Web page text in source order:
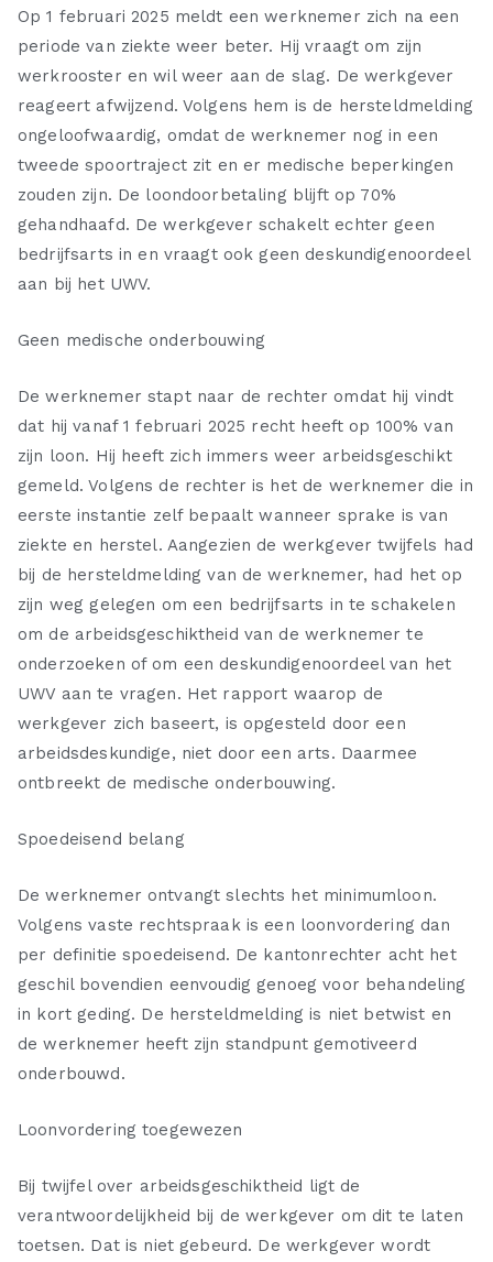
Op 1 februari 2025 meldt een werknemer zich na een
periode van ziekte weer beter. Hij vraagt om zijn
werkrooster en wil weer aan de slag. De werkgever
reageert afwijzend. Volgens hem is de hersteldmelding
ongeloofwaardig, omdat de werknemer nog in een
tweede spoortraject zit en er medische beperkingen
zouden zijn. De loondoorbetaling blijft op 70%
gehandhaafd. De werkgever schakelt echter geen
bedrijfsarts in en vraagt ook geen deskundigenoordeel
aan bij het UWV.
Geen medische onderbouwing
De werknemer stapt naar de rechter omdat hij vindt
dat hij vanaf 1 februari 2025 recht heeft op 100% van
zijn loon. Hij heeft zich immers weer arbeidsgeschikt
gemeld. Volgens de rechter is het de werknemer die in
eerste instantie zelf bepaalt wanneer sprake is van
ziekte en herstel. Aangezien de werkgever twijfels had
bij de hersteldmelding van de werknemer, had het op
zijn weg gelegen om een bedrijfsarts in te schakelen
om de arbeidsgeschiktheid van de werknemer te
onderzoeken of om een deskundigenoordeel van het
UWV aan te vragen. Het rapport waarop de
werkgever zich baseert, is opgesteld door een
arbeidsdeskundige, niet door een arts. Daarmee
ontbreekt de medische onderbouwing.
Spoedeisend belang
De werknemer ontvangt slechts het minimumloon.
Volgens vaste rechtspraak is een loonvordering dan
per definitie spoedeisend. De kantonrechter acht het
geschil bovendien eenvoudig genoeg voor behandeling
in kort geding. De hersteldmelding is niet betwist en
de werknemer heeft zijn standpunt gemotiveerd
onderbouwd.
Loonvordering toegewezen
Bij twijfel over arbeidsgeschiktheid ligt de
verantwoordelijkheid bij de werkgever om dit te laten
toetsen. Dat is niet gebeurd. De werkgever wordt